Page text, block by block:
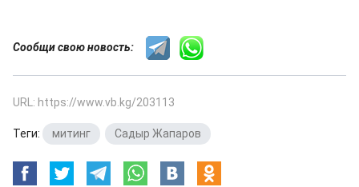
Сообщи свою новость:
URL: https://www.vb.kg/203113
Теги: митинг Садыр Жапаров